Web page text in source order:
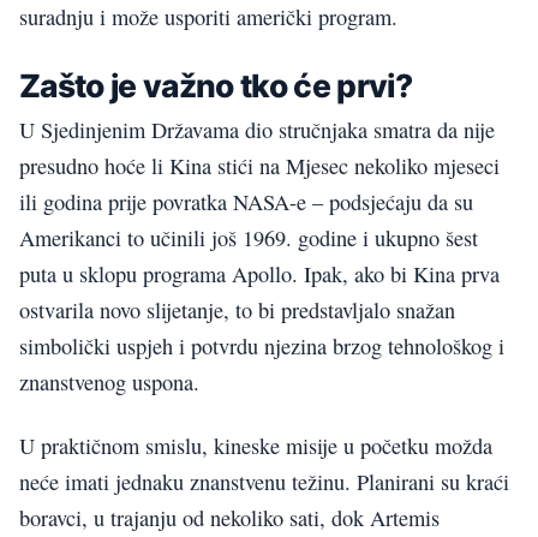
suradnju i može usporiti američki program.
Zašto je važno tko će prvi?
U Sjedinjenim Državama dio stručnjaka smatra da nije
presudno hoće li Kina stići na Mjesec nekoliko mjeseci
ili godina prije povratka NASA-e – podsjećaju da su
Amerikanci to učinili još 1969. godine i ukupno šest
puta u sklopu programa Apollo. Ipak, ako bi Kina prva
ostvarila novo slijetanje, to bi predstavljalo snažan
simbolički uspjeh i potvrdu njezina brzog tehnološkog i
znanstvenog uspona.
U praktičnom smislu, kineske misije u početku možda
neće imati jednaku znanstvenu težinu. Planirani su kraći
boravci, u trajanju od nekoliko sati, dok Artemis